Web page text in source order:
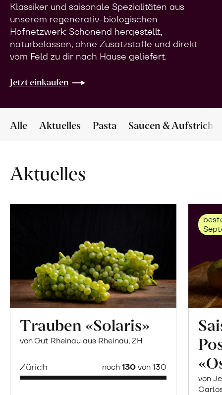
Klassiker und saisonale Spezialitäten aus
unserem regenerativ-biologischen
Hofnetzwerk: Schonend hergestellt,
naturbelassen, ohne Zusatzstoffe und direkt
vom Feld zu dir nach Hause geliefert.
Jetzt einkaufen
Alle Aktuelles Pasta Saucen & Aufstriche
Aktuelles
Trauben «Solaris»
von Gut Rheinau aus Rheinau, ZH
Zürich noch130von 130
von